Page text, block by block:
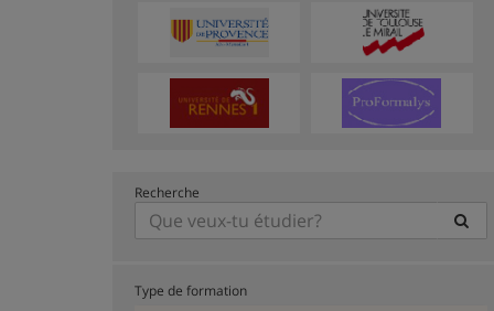
Recherche
Type de formation